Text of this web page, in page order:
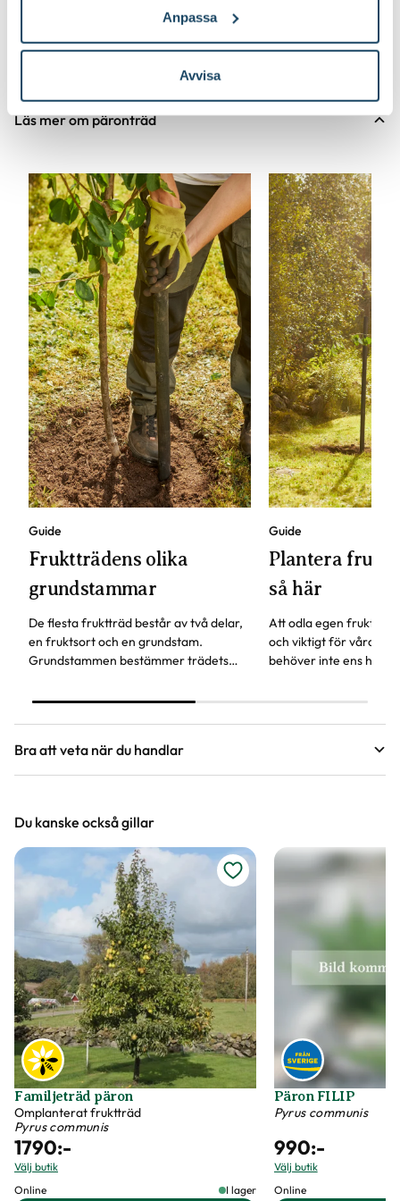
Anpassa
Avvisa
Läs mer om päronträd
Guide
Fruktträdens olika
grundstammar
De flesta fruktträd består av två delar,
en fruktsort och en grundstam.
Grundstammen bestämmer trädets
egenskaper är när trädet börjar bära
Guide
Plantera
så här
Att odla egen frukt är
och viktigt för våra
behöver inte ens ha
Bra att veta när du handlar
Vi försöker alltid ange växternas ungefärliga
mått, men då växter är levande och alla växter
är unika så kan måtten och din växts utseende
variera något från informationen och fotona på
hemsidan.
Växter är levande varor
Det är naturligt att växter får nya blad och
därmed också tappar blad. Om din växt har
några gula eller bruna bland, så innebär det inte
att växten är döende eller av dålig kvalitet. Vi
rekommenderar att du försiktigt plockar bort
dessa blad vid ankomst.
Du kanske också gillar
Familjeträd päron
Omplanterat fruktträd
Pyrus communis
1790:-
Välj butik
Online
I lager
Päron FILIP
Pyrus communis
990:-
Välj butik
Online